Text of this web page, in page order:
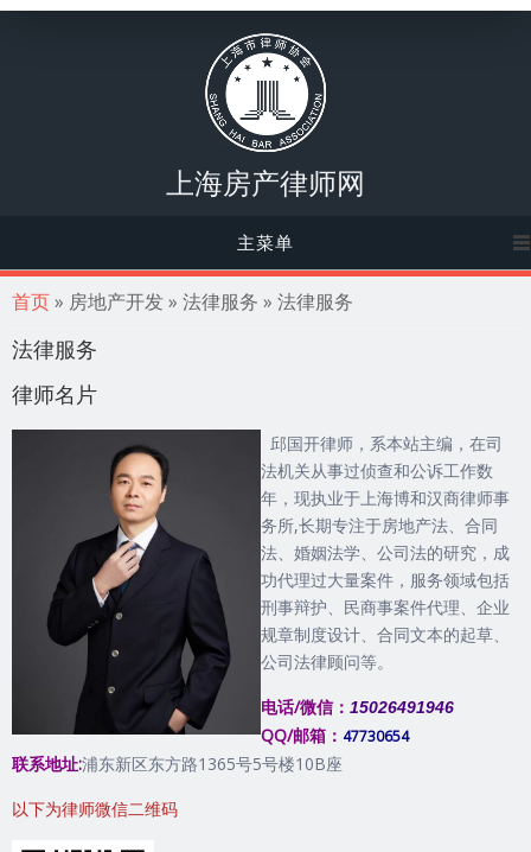
上海房产律师网
主菜单
你在这里
首页» 房地产开发 » 法律服务 » 法律服务
法律服务
律师名片
邱国开律师，系本站主编，在司
法机关从事过侦查和公诉工作数
年，现执业于上海博和汉商律师事
务所,长期专注于房地产法、合同
法、婚姻法学、公司法的研究，成
功代理过大量案件，服务领域包括
刑事辩护、民商事案件代理、企业
规章制度设计、合同文本的起草、
公司法律顾问等。
电话/微信： 15026491946
QQ/邮箱： 47730654
联系地址:浦东新区东方路1365号5号楼10B座
以下为律师微信二维码